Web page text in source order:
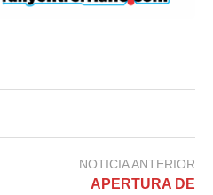
NOTICIA ANTERIOR
APERTURA DE